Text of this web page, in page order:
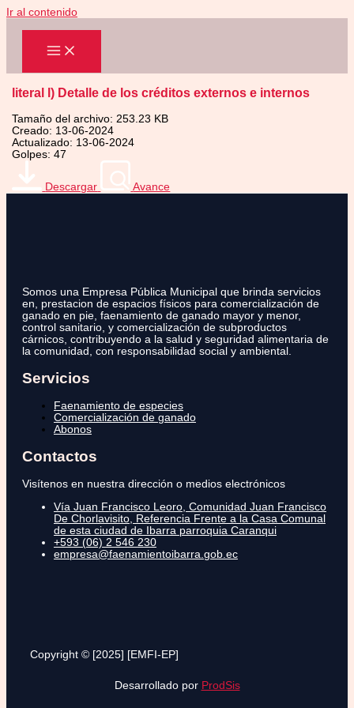
Ir al contenido
literal l) Detalle de los créditos externos e internos
Tamaño del archivo: 253.23 KB
Creado: 13-06-2024
Actualizado: 13-06-2024
Golpes: 47
Descargar Avance
Somos una Empresa Pública Municipal que brinda servicios
en, prestacion de espacios físicos para comercialización de
ganado en pie, faenamiento de ganado mayor y menor,
control sanitario, y comercialización de subproductos
cárnicos, contribuyendo a la salud y seguridad alimentaria de
la comunidad, con responsabilidad social y ambiental.
Servicios
Faenamiento de especies
Comercialización de ganado
Abonos
Contactos
Visítenos en nuestra dirección o medios electrónicos
Vía Juan Francisco Leoro, Comunidad Juan Francisco
De Chorlavisito, Referencia Frente a la Casa Comunal
de esta ciudad de Ibarra parroquia Caranqui
+593 (06) 2 546 230
empresa@faenamientoibarra.gob.ec
Copyright © [2025] [EMFI-EP]
Desarrollado por ProdSis